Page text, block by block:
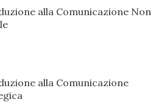
alla Comunicazione Non
alla Comunicazione